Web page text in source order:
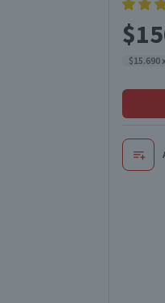
$15.690